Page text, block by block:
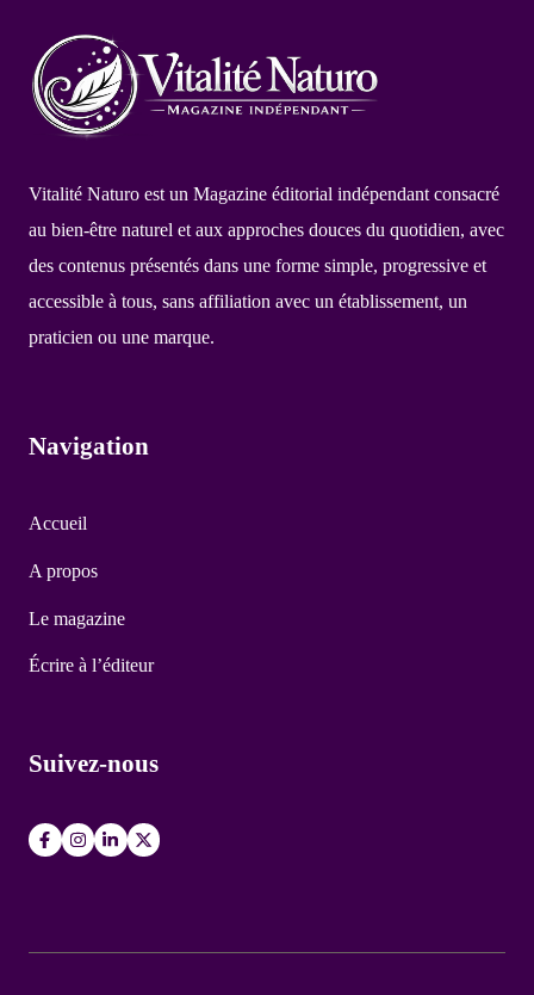
Vitalité Naturo est un Magazine éditorial indépendant consacré
au bien-être naturel et aux approches douces du quotidien, avec
des contenus présentés dans une forme simple, progressive et
accessible à tous, sans affiliation avec un établissement, un
praticien ou une marque.
Navigation
Accueil
A propos
Le magazine
Écrire à l’éditeur
Suivez-nous